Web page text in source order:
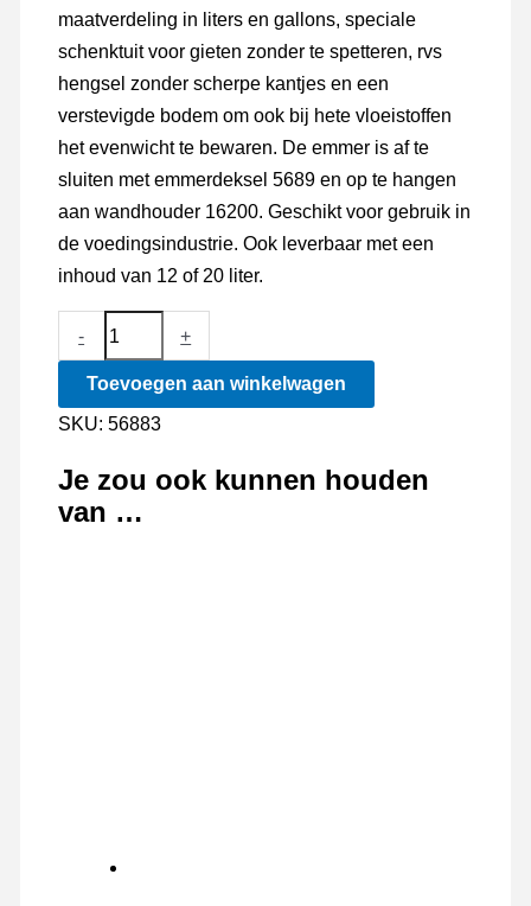
maatverdeling in liters en gallons, speciale
schenktuit voor gieten zonder te spetteren, rvs
hengsel zonder scherpe kantjes en een
verstevigde bodem om ook bij hete vloeistoffen
het evenwicht te bewaren. De emmer is af te
sluiten met emmerdeksel 5689 en op te hangen
aan wandhouder 16200. Geschikt voor gebruik in
de voedingsindustrie. Ook leverbaar met een
inhoud van 12 of 20 liter.
-
Hygiene
Emmer
6L
+
Toevoegen aan winkelwagen
SKU: 56883
Je zou ook kunnen houden
van …